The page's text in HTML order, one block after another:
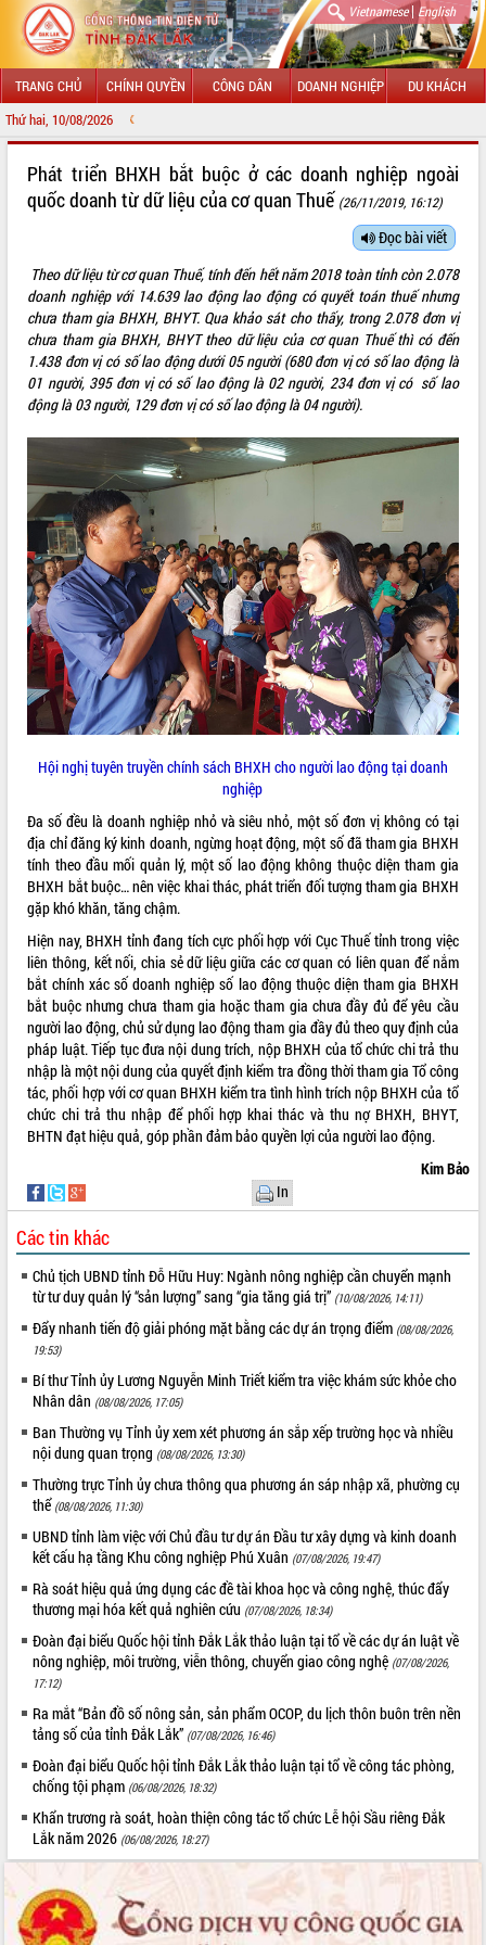
Vietnamese| English
TRANG CHỦ CHÍNH QUYỀN CÔNG DÂN DOANH NGHIỆP DU KHÁCH
Thứ hai, 10/08/2026
LÃNH ĐẠO UBND TỈNH
SỞ, BAN, NGÀNH
UBND CÁC XÃ, PHƯỜNG
THÔNG TIN CHỈ ĐẠO ĐIỀU HÀNH
VĂN BẢN HĐND TỈNH
ĐIỂM TIN VĂN BẢN
QUY HOẠCH - KẾ HOẠCH
VIDEO
Trailer Lễ hội Sầu riêng Đắk Lắk năm
2026
Khám bệnh, cấp phát thuốc miễn phí
và tặng quà người dân xã Cư Pui
Hội nghị UBND tỉnh Đắk Lắk thường kỳ
tháng 7/2026
Lễ truy tặng danh hiệu “Bà Mẹ Việt
Nam Anh hùng” và trao Huân chương
Lao động
UBND tỉnh Đắk Lắk triển khai nhiệm
vụ 6 tháng cuối năm 2026
Kỳ họp thứ Hai, Hội đồng nhân dân
tỉnh khóa XI quyết nghị nhiều nội dung
quan trọng
Bí thư Tỉnh ủy Lương Nguyễn Minh
Triết thăm, tặng quà người có công với
cách mạng
Rà soát, hoàn thiện hệ thống thiết chế
văn hóa, thể thao đáp ứng yêu cầu
phát triển mới
Thường trực HĐND tỉnh Đắk Lắk gặp
mặt Đoàn chuyên gia y tế TP. Hồ Chí
Minh
Lễ truy điệu và an táng hài cốt liệt sĩ
tại Nghĩa trang Liệt sĩ xã Sơn Hòa
Bàn giải pháp tháo gỡ khó khăn trong
xuất khẩu sầu riêng và triển khai quy
định EUDR
Thứ trưởng Bộ Nông nghiệp và Môi
trường Nguyễn Hoàng Hiệp khảo sát
vùng trồng và doanh nghiệp đóng gói
ALBUM ẢNH
LIÊN KẾT WEB
THỐNG KÊ TRUY CẬP
Hôm nay: 22856
Tất cả: 66135970
Phát triển BHXH bắt buộc ở các doanh nghiệp ngoài
quốc doanh từ dữ liệu của cơ quan Thuế (26/11/2019, 16:12)
Đọc bài viết
Theo dữ liệu từ cơ quan Thuế, tính đến hết năm 2018 toàn tỉnh còn 2.078
doanh nghiệp với 14.639 lao động lao động có quyết toán thuế nhưng
chưa tham gia BHXH, BHYT. Qua khảo sát cho thấy, trong 2.078 đơn vị
chưa tham gia BHXH, BHYT theo dữ liệu của cơ quan Thuế thì có đến
1.438 đơn vị có số lao động dưới 05 người (680 đơn vị có số lao động là
01 người, 395 đơn vị có số lao động là 02 người, 234 đơn vị có số lao
động là 03 người, 129 đơn vị có số lao động là 04 người).
Hội nghị tuyên truyền chính sách BHXH cho người lao động tại doanh
nghiệp
Đa số đều là doanh nghiệp nhỏ và siêu nhỏ, một số đơn vị không có tại
địa chỉ đăng ký kinh doanh, ngừng hoạt động, một số đã tham gia BHXH
tính theo đầu mối quản lý, một số lao động không thuộc diện tham gia
BHXH bắt buộc… nên việc khai thác, phát triển đối tượng tham gia BHXH
gặp khó khăn, tăng chậm.
Hiện nay, BHXH tỉnh đang tích cực phối hợp với Cục Thuế tỉnh trong việc
liên thông, kết nối, chia sẻ dữ liệu giữa các cơ quan có liên quan để nắm
bắt chính xác số doanh nghiệp số lao động thuộc diện tham gia BHXH
bắt buộc nhưng chưa tham gia hoặc tham gia chưa đầy đủ để yêu cầu
người lao động, chủ sử dụng lao động tham gia đầy đủ theo quy định của
pháp luật. Tiếp tục đưa nội dung trích, nộp BHXH của tổ chức chi trả thu
nhập là một nội dung của quyết định kiểm tra đồng thời tham gia Tổ công
tác, phối hợp với cơ quan BHXH kiểm tra tình hình trích nộp BHXH của tổ
chức chi trả thu nhập để phối hợp khai thác và thu nợ BHXH, BHYT,
BHTN đạt hiệu quả, góp phần đảm bảo quyền lợi của người lao động.
Kim Bảo
In
Các tin khác
Chủ tịch UBND tỉnh Đỗ Hữu Huy: Ngành nông nghiệp cần chuyển mạnh
từ tư duy quản lý “sản lượng” sang “gia tăng giá trị” (10/08/2026, 14:11)
Đẩy nhanh tiến độ giải phóng mặt bằng các dự án trọng điểm (08/08/2026,
19:53)
Bí thư Tỉnh ủy Lương Nguyễn Minh Triết kiểm tra việc khám sức khỏe cho
Nhân dân (08/08/2026, 17:05)
Ban Thường vụ Tỉnh ủy xem xét phương án sắp xếp trường học và nhiều
nội dung quan trọng (08/08/2026, 13:30)
Thường trực Tỉnh ủy chưa thông qua phương án sáp nhập xã, phường cụ
thể (08/08/2026, 11:30)
UBND tỉnh làm việc với Chủ đầu tư dự án Đầu tư xây dựng và kinh doanh
kết cấu hạ tầng Khu công nghiệp Phú Xuân (07/08/2026, 19:47)
Rà soát hiệu quả ứng dụng các đề tài khoa học và công nghệ, thúc đẩy
thương mại hóa kết quả nghiên cứu (07/08/2026, 18:34)
Đoàn đại biểu Quốc hội tỉnh Đắk Lắk thảo luận tại tổ về các dự án luật về
nông nghiệp, môi trường, viễn thông, chuyển giao công nghệ (07/08/2026,
17:12)
Ra mắt “Bản đồ số nông sản, sản phẩm OCOP, du lịch thôn buôn trên nền
tảng số của tỉnh Đắk Lắk” (07/08/2026, 16:46)
Đoàn đại biểu Quốc hội tỉnh Đắk Lắk thảo luận tại tổ về công tác phòng,
chống tội phạm (06/08/2026, 18:32)
Khẩn trương rà soát, hoàn thiện công tác tổ chức Lễ hội Sầu riêng Đắk
Lắk năm 2026 (06/08/2026, 18:27)